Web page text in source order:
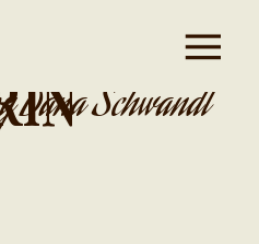
Dana Schwandt